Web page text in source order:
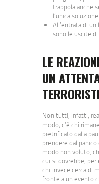
trappola anche
l’unica
All’entrata di
sono le uscite
LE
UN
Non tutti, infatti,
modo; c’è chi
pietrificato dalla
prendere dal
modo non voluto,
cui si dovrebbe,
chi invece cerca di
fronte a un evento